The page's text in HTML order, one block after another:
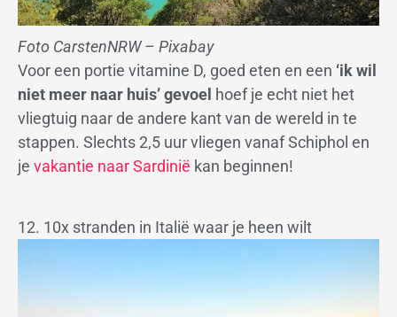
Foto CarstenNRW – Pixabay
Voor een portie vitamine D, goed eten en een ‘ik wil
niet meer naar huis’ gevoel hoef je echt niet het
vliegtuig naar de andere kant van de wereld in te
stappen. Slechts 2,5 uur vliegen vanaf Schiphol en
je vakantie naar Sardinië kan beginnen!
12. 10x stranden in Italië waar je heen wilt